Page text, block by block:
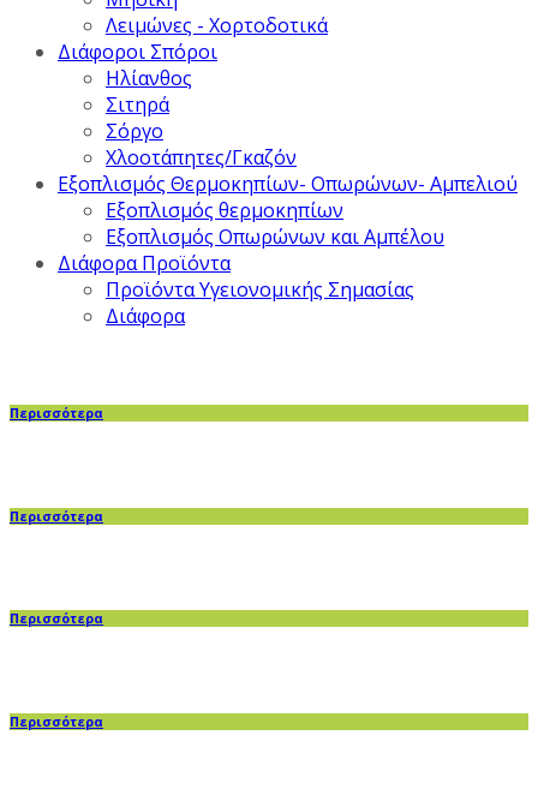
Λειμώνες - Χορτοδοτικά
Διάφοροι Σπόροι
Ηλίανθος
Σιτηρά
Σόργο
Χλοοτάπητες/Γκαζόν
Εξοπλισμός Θερμοκηπίων- Οπωρώνων- Αμπελιού
Εξοπλισμός θερμοκηπίων
Εξοπλισμός Οπωρώνων και Αμπέλου
Διάφορα Προϊόντα
Προϊόντα Υγειονομικής Σημασίας
Διάφορα
Περισσότερα
Περισσότερα
Περισσότερα
Περισσότερα